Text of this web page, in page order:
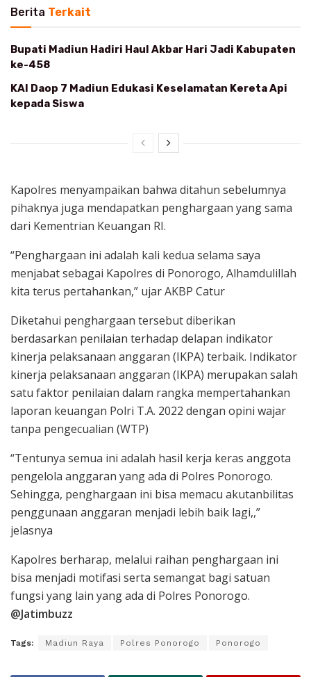
Berita Terkait
Bupati Madiun Hadiri Haul Akbar Hari Jadi Kabupaten
ke-458
KAI Daop 7 Madiun Edukasi Keselamatan Kereta Api
kepada Siswa
Kapolres menyampaikan bahwa ditahun sebelumnya
pihaknya juga mendapatkan penghargaan yang sama
dari Kementrian Keuangan RI.
“Penghargaan ini adalah kali kedua selama saya
menjabat sebagai Kapolres di Ponorogo, Alhamdulillah
kita terus pertahankan,” ujar AKBP Catur
Diketahui penghargaan tersebut diberikan
berdasarkan penilaian terhadap delapan indikator
kinerja pelaksanaan anggaran (IKPA) terbaik. Indikator
kinerja pelaksanaan anggaran (IKPA) merupakan salah
satu faktor penilaian dalam rangka mempertahankan
laporan keuangan Polri T.A. 2022 dengan opini wajar
tanpa pengecualian (WTP)
“Tentunya semua ini adalah hasil kerja keras anggota
pengelola anggaran yang ada di Polres Ponorogo.
Sehingga, penghargaan ini bisa memacu akutanbilitas
penggunaan anggaran menjadi lebih baik lagi,,”
jelasnya
Kapolres berharap, melalui raihan penghargaan ini
bisa menjadi motifasi serta semangat bagi satuan
fungsi yang lain yang ada di Polres Ponorogo.
@Jatimbuzz
Tags: Madiun Raya Polres Ponorogo Ponorogo